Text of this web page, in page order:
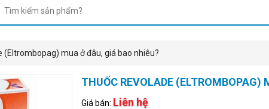
(Eltrombopag) mua ở đâu, giá bao nhiêu?
THUỐC REVOLADE (ELTROMBOPAG)
Giá bán: Liên hệ